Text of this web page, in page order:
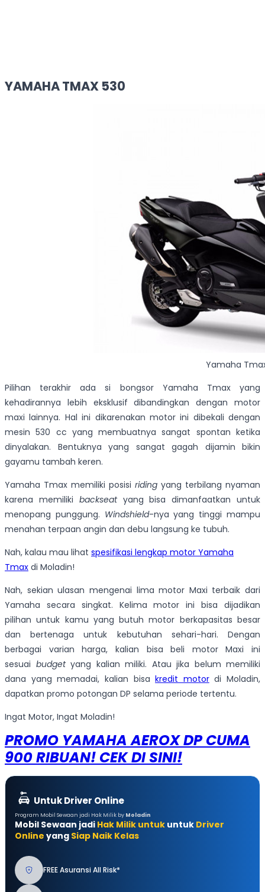
YAMAHA TMAX 530
Yamaha
Pilihan terakhir ada si bongsor Yamaha Tmax yang
kehadirannya lebih eksklusif dibandingkan dengan motor
maxi lainnya. Hal ini dikarenakan motor ini dibekali dengan
mesin 530 cc yang membuatnya sangat spontan ketika
dinyalakan. Bentuknya yang sangat gagah dijamin bikin
gayamu tambah keren.
Yamaha Tmax memiliki posisi riding yang terbilang nyaman
karena memiliki backseatyang bisa dimanfaatkan untuk
menopang punggung. Windshield-nya yang tinggi mampu
menahan terpaan angin dan debu langsung ke tubuh.
Nah, kalau mau lihat spesifikasi lengkap motor Yamaha
Tmax di Moladin!
Nah, sekian ulasan mengenai lima motor Maxi terbaik dari
Yamaha secara singkat. Kelima motor ini bisa dijadikan
pilihan untuk kamu yang butuh motor berkapasitas besar
dan bertenaga untuk kebutuhan sehari-hari. Dengan
berbagai varian harga, kalian bisa beli motor Maxi ini
sesuai budgetyang kalian miliki. Atau jika belum memiliki
dana yang memadai, kalian bisakredit motordi Moladin,
dapatkan promo potongan DP selama periode tertentu.
Ingat Motor, Ingat Moladin!
PROMO YAMAHA AEROX DP CUMA
900 RIBUAN! CEK DI SINI!
Untuk Driver Online
Program Mobil Sewaan jadi Hak Milik by Moladin
Mobil Sewaan jadi Hak Milik untuk untuk Driver
Online yang Siap Naik Kelas
FREE Asuransi All Risk*